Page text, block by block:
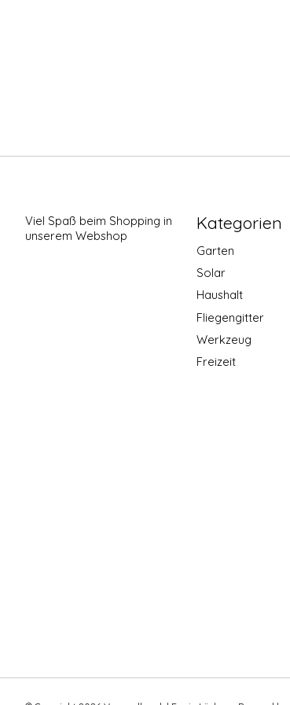
Viel Spaß beim Shopping in
unserem Webshop
Kategorien
Garten
Solar
Haushalt
Fliegengitter
Werkzeug
Freizeit